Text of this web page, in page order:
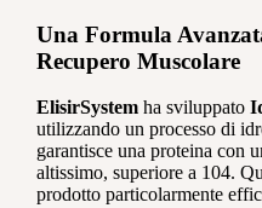
Una Formula
Recupero Muscolare
ElisirSystemha sviluppato
utilizzando un processo di
garantisce una proteina con
altissimo, superiore a 104.
prodotto particolarmente